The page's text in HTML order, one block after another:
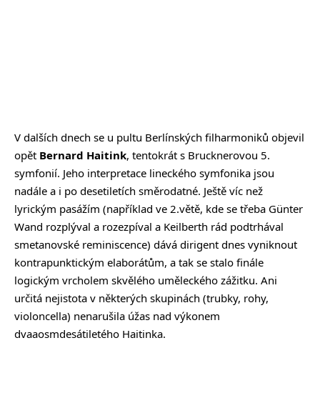
V dalších dnech se u pultu Berlínských filharmoniků objevil
opět Bernard Haitink, tentokrát s Brucknerovou 5.
symfonií. Jeho interpretace lineckého symfonika jsou
nadále a i po desetiletích směrodatné. Ještě víc než
lyrickým pasážím (například ve 2.větě, kde se třeba Günter
Wand rozplýval a rozezpíval a Keilberth rád podtrhával
smetanovské reminiscence) dává dirigent dnes vyniknout
kontrapunktickým elaborátům, a tak se stalo finále
logickým vrcholem skvělého uměleckého zážitku. Ani
určitá nejistota v některých skupinách (trubky, rohy,
violoncella) nenarušila úžas nad výkonem
dvaaosmdesátiletého Haitinka.